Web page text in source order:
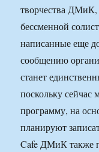
творчества ДМиК,
бессменной
написанные еще
сообщению
станет
поскольку сейчас
программу, на
планируют
Cafe ДМиК также